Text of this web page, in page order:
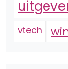
vtech